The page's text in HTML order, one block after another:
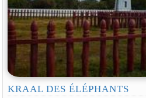
KRAAL DES ÉLÉPHANTS